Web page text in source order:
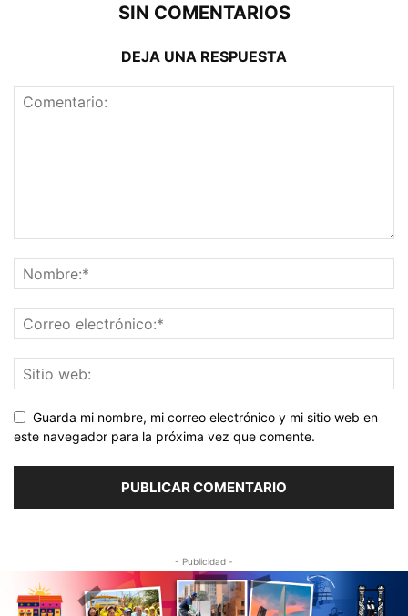
SIN COMENTARIOS
DEJA UNA RESPUESTA
Guarda mi nombre, mi correo electrónico y mi sitio web en
este navegador para la próxima vez que comente.
- Publicidad -